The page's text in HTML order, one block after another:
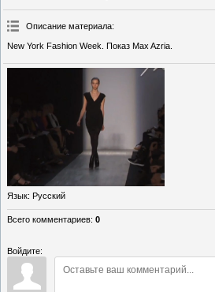
Описание материала:
New York Fashion Week. Показ Max Azria.
Язык: Русский
Всего комментариев: 0
Войдите: